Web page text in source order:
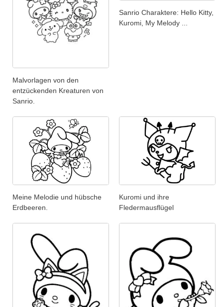
Malvorlagen von den
entzückenden Kreaturen von
Sanrio.
Sanrio Charaktere: Hello Kitty,
Kuromi, My Melody ...
Meine Melodie und hübsche
Erdbeeren.
Kuromi und ihre
Fledermausflügel